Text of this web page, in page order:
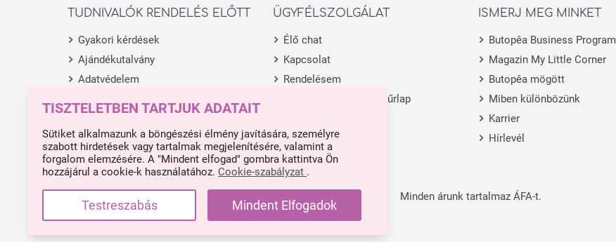
TUDNIVALÓK RENDELÉS ELŐTT
Gyakori kérdések
Ajándékutalvány
Adatvédelem
ÜGYFÉLSZOLGÁLAT
Élő chat
Kapcsolat
Rendelésem
Termék visszaküldési űrlap
ISMERJ MEG MINKET
Butopêa Business Program
Magazin My Little Corner
Butopêa mögött
Miben különbözünk
Karrier
Hírlevél
Minden árunk tartalmaz ÁFA-t.
TISZTELETBEN TARTJUK ADATAIT
Sütiket alkalmazunk a böngészési élmény javítására, személyre
szabott hirdetések vagy tartalmak megjelenítésére, valamint a
forgalom elemzésére. A "Mindent elfogad" gombra kattintva Ön
hozzájárul a cookie-k használatához. Cookie-szabályzat .
Testreszabás Mindent Elfogadok